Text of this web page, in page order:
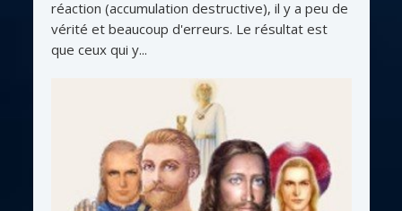
réaction (accumulation destructive), il y a peu de
vérité et beaucoup d'erreurs. Le résultat est
que ceux qui y...